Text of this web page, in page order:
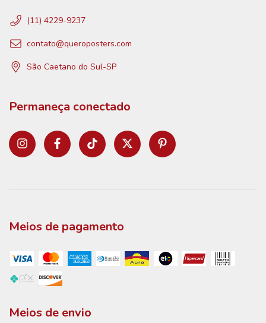
(11) 4229-9237
contato@queroposters.com
São Caetano do Sul-SP
Permaneça conectado
Meios de pagamento
Meios de envio